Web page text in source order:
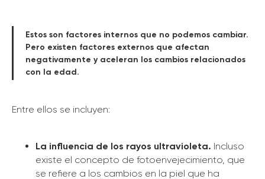
Estos son factores internos que no podemos cambiar.
Pero existen factores externos que afectan
negativamente y aceleran los cambios relacionados
con la edad.
Entre ellos se incluyen:
La influencia de los rayos ultravioleta. Incluso
existe el concepto de fotoenvejecimiento, que
se refiere a los cambios en la piel que ha